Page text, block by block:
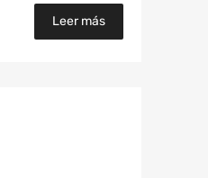
Leer más